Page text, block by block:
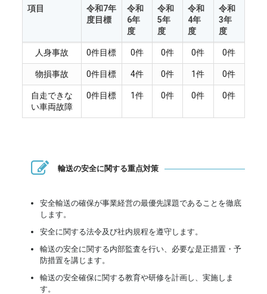
項目
令和7年
度目標
令和
6年
度
令和
5年
度
令和
4年
度
令和
3年
度
人身事故 0件目標 0件 0件 0件 0件
物損事故 0件目標 4件 0件 1件 0件
自走できな
い車両故障
0件目標 1件 0件 0件 0件
輸送の安全に関する重点対策
安全輸送の確保が事業経営の最優先課題であることを徹底
します。
安全に関する法令及び社内規程を遵守します。
輸送の安全に関する内部監査を行い、必要な是正措置・予
防措置を講じます。
輸送の安全確保に関する教育や研修を計画し、実施しま
す。